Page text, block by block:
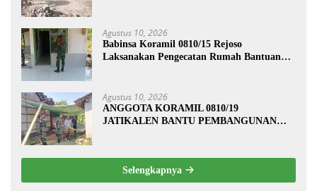
BALONGREJO
Agustus 10, 2026
Babinsa Koramil 0810/15 Rejoso
Laksanakan Pengecatan Rumah Bantuan
Agustus 10, 2026
ANGGOTA KORAMIL 0810/19
JATIKALEN BANTU PEMBANGUNAN
Selengkapnya